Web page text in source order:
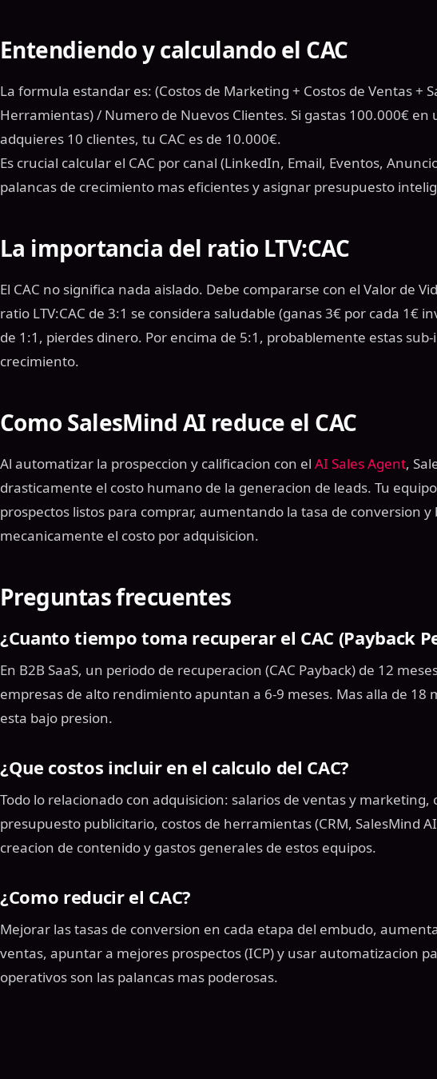
Entendiendo y calculando el CAC
La formula estandar es: (Costos de Marketing + Costos de Ventas +
Herramientas) / Numero de Nuevos Clientes. Si gastas 100.000€
adquieres 10 clientes, tu CAC es de 10.000€.
Es crucial calcular el CAC por canal (LinkedIn, Email, Eventos,
palancas de crecimiento mas eficientes y asignar presupuesto
La importancia del ratio LTV:CAC
El CAC no significa nada aislado. Debe compararse con el Valor de
ratio LTV:CAC de 3:1 se considera saludable (ganas 3€ por cada 1€
de 1:1, pierdes dinero. Por encima de 5:1, probablemente estas
crecimiento.
Como SalesMind AI reduce el CAC
Al automatizar la prospeccion y calificacion con el AI Sales Agent,
drasticamente el costo humano de la generacion de leads. Tu
prospectos listos para comprar, aumentando la tasa de conversion y
mecanicamente el costo por adquisicion.
Preguntas frecuentes
¿Cuanto tiempo toma recuperar el CAC (Payback
En B2B SaaS, un periodo de recuperacion (CAC Payback) de 12
empresas de alto rendimiento apuntan a 6-9 meses. Mas alla de 18
esta bajo presion.
¿Que costos incluir en el calculo del CAC?
Todo lo relacionado con adquisicion: salarios de ventas y marketing,
presupuesto publicitario, costos de herramientas (CRM, SalesMind
creacion de contenido y gastos generales de estos equipos.
¿Como reducir el CAC?
Mejorar las tasas de conversion en cada etapa del embudo,
ventas, apuntar a mejores prospectos (ICP) y usar automatizacion
operativos son las palancas mas poderosas.